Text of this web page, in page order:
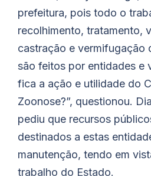
prefeitura, pois todo o
recolhimento, tratamento,
castração e vermifugação
são feitos por entidades e
fica a ação e utilidade do
Zoonose?”, questionou.
pediu que recursos
destinados a estas
manutenção, tendo em
trabalho do Estado.